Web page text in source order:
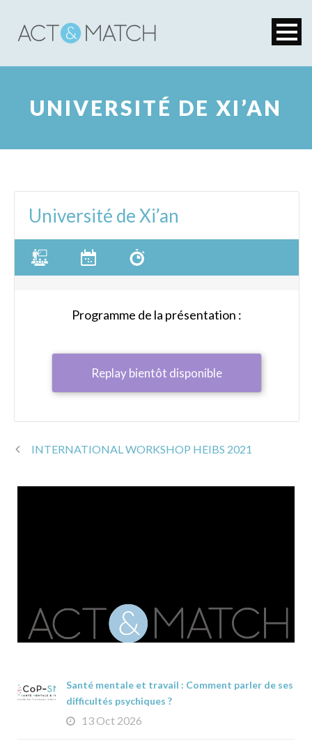
UNIVERSITÉ DE XI’AN
Université de Xi’an
Programme de la présentation :
Replay bientôt disponible
INTERNATIONAL WORKSHOP HEIBS 2021
Santé mentale et travail : Comment parler de ses
difficultés psychiques ?
13 Oct 2026